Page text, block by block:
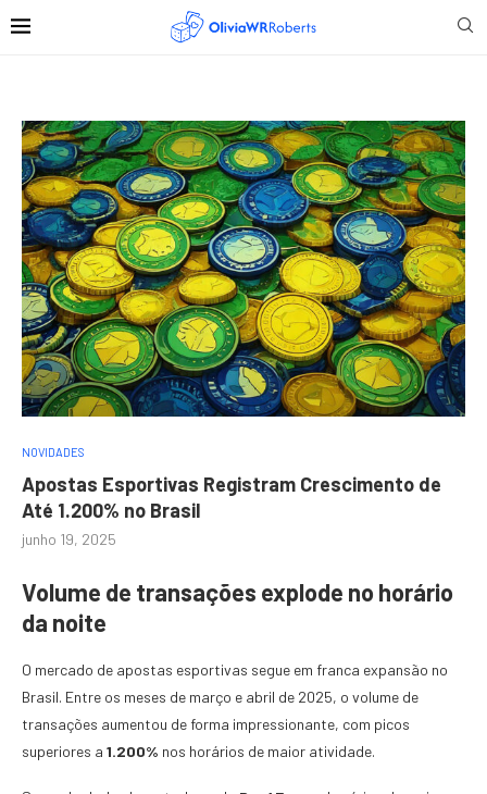
NOVIDADES
Apostas Esportivas Registram Crescimento de
Até 1.200% no Brasil
junho 19, 2025
Volume de transações explode no horário
da noite
O mercado de apostas esportivas segue em franca expansão no
Brasil. Entre os meses de março e abril de 2025, o volume de
transações aumentou de forma impressionante, com picos
superiores a 1.200% nos horários de maior atividade.